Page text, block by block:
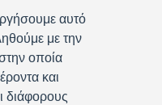
αυτό
με την
οποία
και
διάφορους